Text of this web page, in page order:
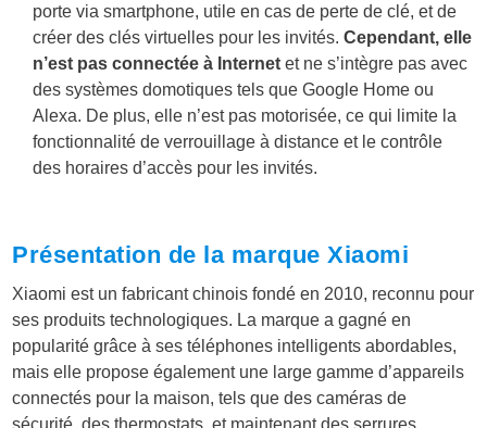
porte via smartphone, utile en cas de perte de clé, et de
créer des clés virtuelles pour les invités.Cependant, elle
n’est pas connectée à Internet et ne s’intègre pas avec
des systèmes domotiques tels que Google Home ou
Alexa. De plus, elle n’est pas motorisée, ce qui limite la
fonctionnalité de verrouillage à distance et le contrôle
des horaires d’accès pour les invités.
Présentation de la marque Xiaomi
Xiaomi est un fabricant chinois fondé en 2010, reconnu pour
ses produits technologiques. La marque a gagné en
popularité grâce à ses téléphones intelligents abordables,
mais elle propose également une large gamme d’appareils
connectés pour la maison, tels que des caméras de
sécurité, des thermostats, et maintenant des serrures